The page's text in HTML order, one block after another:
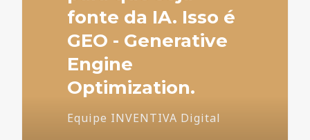
fonte da IA. Isso é
GEO - Generative
Engine
Optimization.
Equipe INVENTIVA Digital